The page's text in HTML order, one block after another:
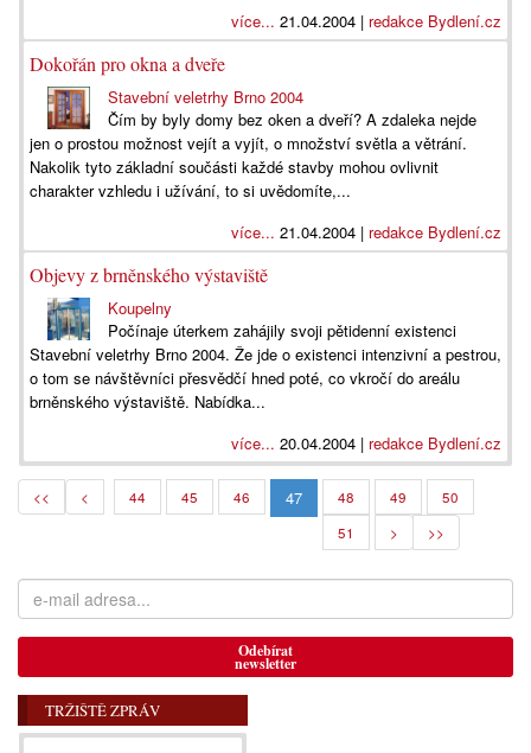
více... 21.04.2004 | redakce Bydlení.cz
Dokořán pro okna a dveře
Stavební veletrhy Brno 2004
Čím by byly domy bez oken a dveří? A zdaleka nejde
jen o prostou možnost vejít a vyjít, o množství světla a větrání.
Nakolik tyto základní součásti každé stavby mohou ovlivnit
charakter vzhledu i užívání, to si uvědomíte,...
více... 21.04.2004 | redakce Bydlení.cz
Objevy z brněnského výstaviště
Koupelny
Počínaje úterkem zahájily svoji pětidenní existenci
Stavební veletrhy Brno 2004. Že jde o existenci intenzivní a pestrou,
o tom se návštěvníci přesvědčí hned poté, co vkročí do areálu
brněnského výstaviště. Nabídka...
více... 20.04.2004 | redakce Bydlení.cz
<< < 44 45 46 47 48 49
50
51
> >>
Odebírat
newsletter
TRŽIŠTĚ ZPRÁV